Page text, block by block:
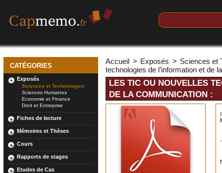
CATÉGORIES
Exposés
Sciences et Technologies
Sciences Humaines
Economie et Finance
Droit et Entreprise
Fiches de lecture
Mémoires et Thèses
Cours
Rapports de stages
Etudes de Cas
Accueil > Exposés > Sciences et
technologies de l’information et de
LES TIC OU NOUVELLES
DE LA COMMUNICATION :